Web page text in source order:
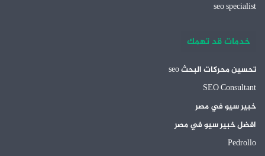
seo specialist
خدمات قد تهمك
تحسين محركات البحث seo
SEO Consultant
خبير سيو في مصر
افضل خبير سيو في مصر
Pedrollo